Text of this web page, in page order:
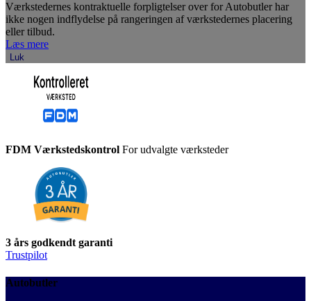
Værkstedernes kontraktuelle forpligtelser over for Autobutler har
ikke nogen indflydelse på rangeringen af værkstedernes placering
eller tilbud.
Læs mere
Luk
FDM Værkstedskontrol For udvalgte værksteder
3 års godkendt garanti
Trustpilot
Autobutler